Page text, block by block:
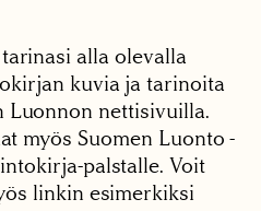
alla olevalla
kuvia ja tarinoita
Luonnon nettisivuilla.
myös Suomen Luonto -
palstalle. Voit
linkin esimerkiksi